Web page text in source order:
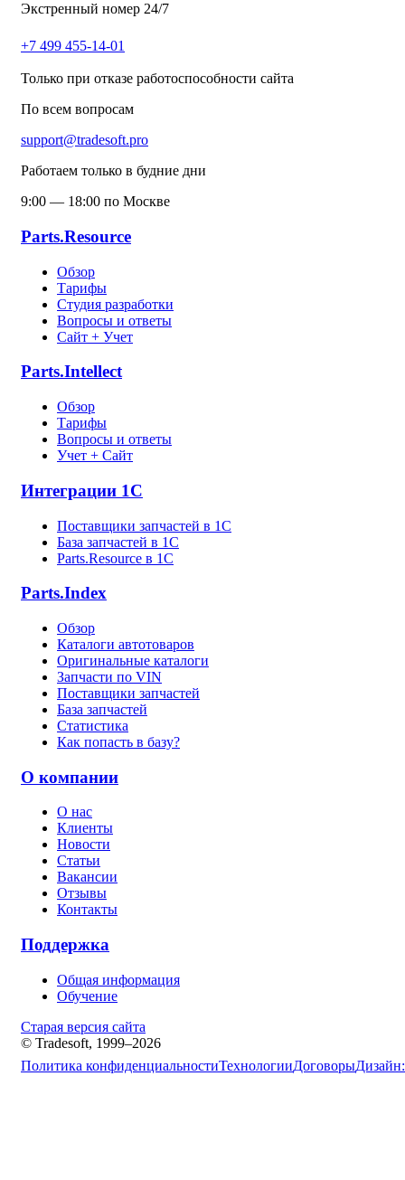
Экстренный номер 24/7
+7 499 455-14-01
Только при отказе работоспособности сайта
По всем вопросам
support@tradesoft.pro
Работаем только в будние дни
9:00 — 18:00 по Москве
Parts.Resource
Обзор
Тарифы
Студия разработки
Вопросы и ответы
Сайт + Учет
Parts.Intellect
Обзор
Тарифы
Вопросы и ответы
Учет + Сайт
Интеграции 1С
Поставщики запчастей в 1C
База запчастей в 1С
Parts.Resource в 1C
Parts.Index
Обзор
Каталоги автотоваров
Оригинальные каталоги
Запчасти по VIN
Поставщики запчастей
База запчастей
Статистика
Как попасть в базу?
О компании
О нас
Клиенты
Новости
Статьи
Вакансии
Отзывы
Контакты
Поддержка
Общая информация
Обучение
Старая версия сайта
© Tradesoft, 1999–2026
Политика конфиденциальностиТехнологииДоговорыДизайн: